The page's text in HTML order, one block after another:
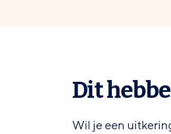
Dit
Wil je een